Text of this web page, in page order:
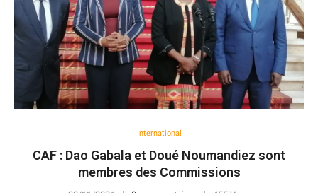
International
CAF : Dao Gabala et Doué Noumandiez sont
membres des Commissions